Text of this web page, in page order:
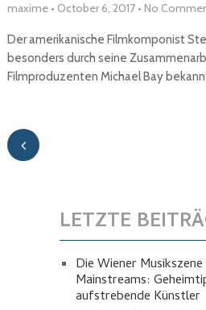
maxime • October 6, 2017• No
Der amerikanische Filmkomponist
besonders durch seine
Filmproduzenten Michael Bay
LETZTE
Die Wiener
Mainstreams:
aufstrebende Künstler